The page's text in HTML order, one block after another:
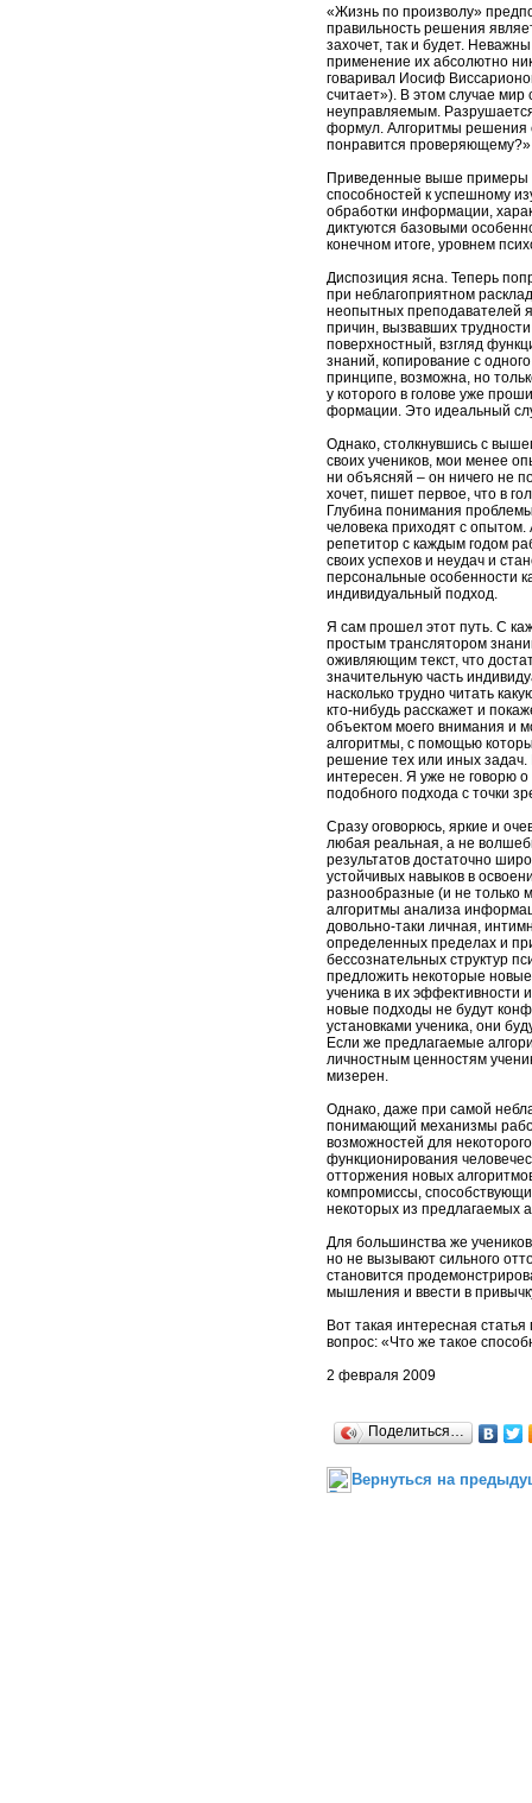
«Жизнь по произволу»
правильность решения
захочет, так и будет.
применение их абсолютно
говаривал Иосиф
считает»). В этом случае
неуправляемым.
формул. Алгоритмы решения
понравится проверяющему?»
Приведенные выше примеры
способностей к успешному
обработки информации,
диктуются базовыми
конечном итоге, уровнем
Диспозиция ясна. Теперь
при неблагоприятном
неопытных преподавателей
причин, вызвавших
поверхностный, взгляд
знаний, копирование с
принципе, возможна, но
у которого в голове уже
формации. Это идеальный
Однако, столкнувшись с
своих учеников, мои менее
ни объясняй – он ничего не
хочет, пишет первое, что в
Глубина понимания
человека приходят с
репетитор с каждым годом
своих успехов и неудач и
персональные особенности
индивидуальный подход.
Я сам прошел этот путь. С
простым транслятором
оживляющим текст, что
значительную часть
насколько трудно читать
кто-нибудь расскажет и
объектом моего внимания и
алгоритмы, с помощью
решение тех или иных задач.
интересен. Я уже не говорю
подобного подхода с точки
Сразу оговорюсь, яркие и
любая реальная, а не
результатов достаточно
устойчивых навыков в
разнообразные (и не только
алгоритмы анализа
довольно-таки личная,
определенных пределах и
бессознательных структур
предложить некоторые
ученика в их эффективности
новые подходы не будут
установками ученика, они
Если же предлагаемые
личностным ценностям
мизерен.
Однако, даже при самой
понимающий механизмы
возможностей для
функционирования
отторжения новых
компромиссы,
некоторых из предлагаемых
Для большинства же
но не вызывают сильного
становится
мышления и ввести в
Вот такая интересная
вопрос: «Что же такое
2 февраля 2009
Поделиться…
Вернуться на